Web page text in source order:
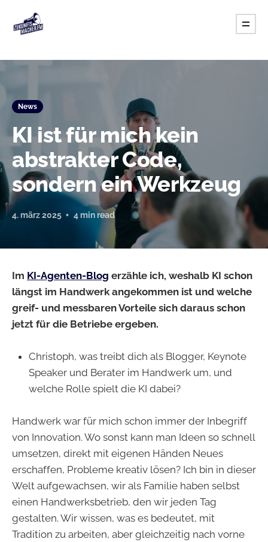
News
KI ist für mich kein
abstrakter Code,
sondern ein Werkzeug
4. märz 2025 4 min read
Im KI-Agenten-Blog erzähle ich, weshalb KI schon
längst im Handwerk angekommen ist und welche
greif- und messbaren Vorteile sich daraus schon
jetzt für die Betriebe ergeben.
Christoph, was treibt dich als Blogger, Keynote
Speaker und Berater im Handwerk um, und
welche Rolle spielt die KI dabei?
Handwerk war für mich schon immer der Inbegriff
von Innovation. Wo sonst kann man Ideen so schnell
umsetzen, direkt mit eigenen Händen Neues
erschaffen, Probleme kreativ lösen? Ich bin in dieser
Welt aufgewachsen, wir als Familie haben selbst
einen Handwerksbetrieb, den wir jeden Tag
gestalten. Wir wissen, was es bedeutet, mit
Tradition zu arbeiten, aber gleichzeitig nach vorne